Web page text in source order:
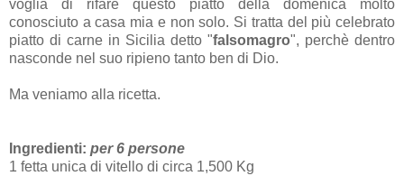
voglia di rifare questo piatto della domenica molto
conosciuto a casa mia e non solo. Si tratta del più celebrato
piatto di carne in Sicilia detto "falsomagro", perchè dentro
nasconde nel suo ripieno tanto ben di Dio.
Ma veniamo alla ricetta.
Ingredienti: per 6 persone
1 fetta unica di vitello di circa 1,500 Kg